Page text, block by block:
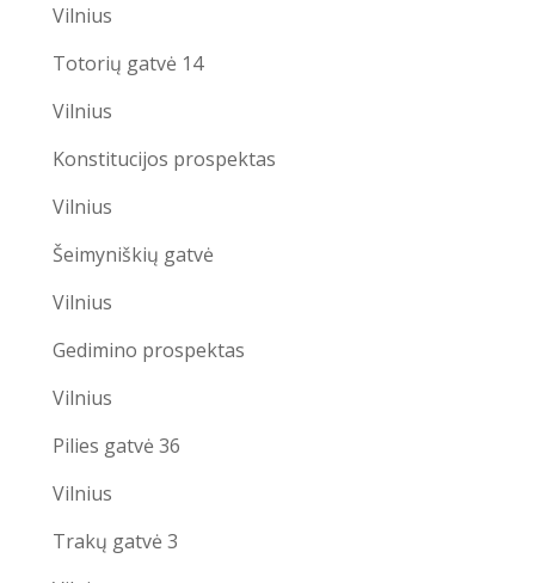
Vilnius
Totorių gatvė 14
Vilnius
Konstitucijos prospektas
Vilnius
Šeimyniškių gatvė
Vilnius
Gedimino prospektas
Vilnius
Pilies gatvė 36
Vilnius
Trakų gatvė 3